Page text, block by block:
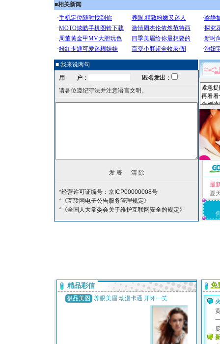
■相关新闻
■ 我来说两句
用 户：
匿名发出：
请各位遵纪守法并注意语言文明。
*经营许可证编号：京ICP00000008号
*《互联网电子公告服务管理规定》
*《全国人大常委会关于维护互联网安全的规定》
最
夏